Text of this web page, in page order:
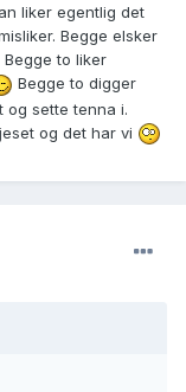
liker egentlig det
Begge elsker
to liker
Begge to digger
og sette tenna i.
og det har vi